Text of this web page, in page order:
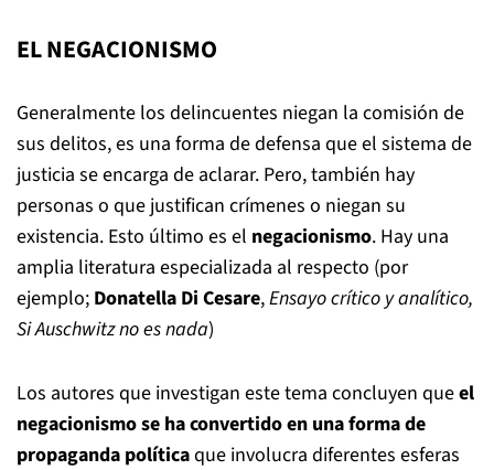
EL NEGACIONISMO
Generalmente los delincuentes niegan la comisión de
sus delitos, es una forma de defensa que el sistema de
justicia se encarga de aclarar. Pero, también hay
personas o que justifican crímenes o niegan su
existencia. Esto último es el negacionismo. Hay una
amplia literatura especializada al respecto (por
ejemplo; Donatella Di Cesare,Ensayo crítico y analítico,
Si Auschwitz no es nada)
Los autores que investigan este tema concluyen queel
negacionismo se ha convertido en una forma de
propaganda políticaque involucra diferentes esferas